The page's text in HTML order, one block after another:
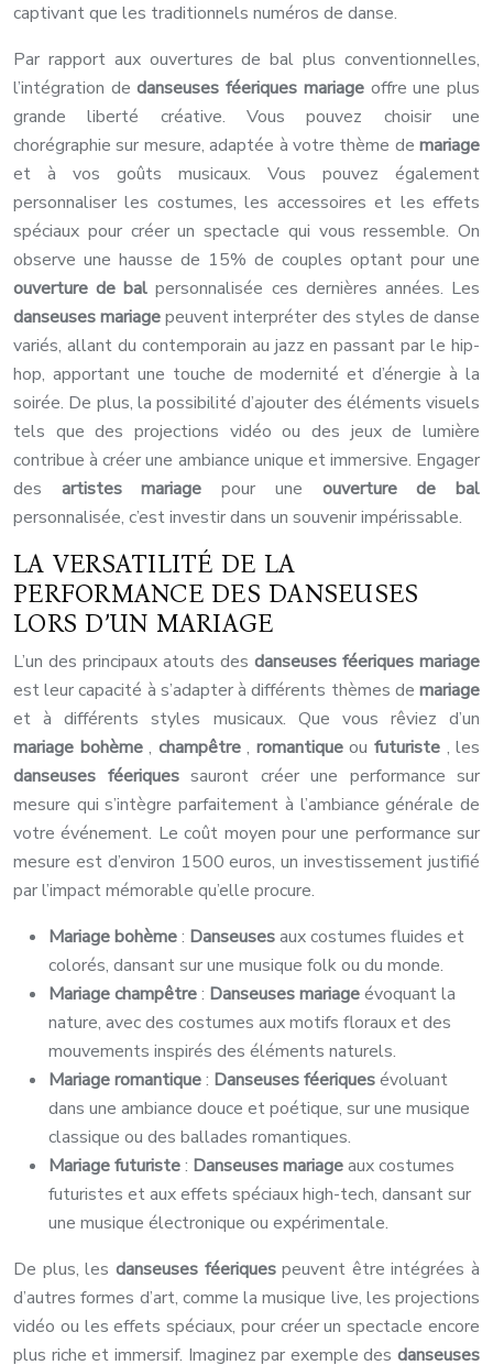
captivant que les traditionnels numéros de danse.
Par rapport aux ouvertures de bal plus conventionnelles,
l’intégration dedanseuses féeriques mariage offre une plus
grande liberté créative. Vous pouvez choisir une
chorégraphie sur mesure, adaptée à votre thème de mariage
et à vos goûts musicaux. Vous pouvez également
personnaliser les costumes, les accessoires et les effets
spéciaux pour créer un spectacle qui vous ressemble. On
observe une hausse de 15% de couples optant pour une
ouverture de balpersonnalisée ces dernières années. Les
danseuses mariagepeuvent interpréter des styles de danse
variés, allant du contemporain au jazz en passant par le hip-
hop, apportant une touche de modernité et d’énergie à la
soirée. De plus, la possibilité d’ajouter des éléments visuels
tels que des projections vidéo ou des jeux de lumière
contribue à créer une ambiance unique et immersive. Engager
des artistes mariagepour une ouverture de bal
personnalisée, c’est investir dans un souvenir impérissable.
LA VERSATILITÉ DE LA
PERFORMANCE DES DANSEUSES
LORS D’UN MARIAGE
L’un des principaux atouts des danseuses féeriques mariage
est leur capacité à s’adapter à différents thèmes de mariage
et à différents styles musicaux. Que vous rêviez d’un
mariage bohème, champêtre, romantiqueou futuriste , les
danseuses féeriques sauront créer une performance sur
mesure qui s’intègre parfaitement à l’ambiance générale de
votre événement. Le coût moyen pour une performance sur
mesure est d’environ 1500 euros, un investissement justifié
par l’impact mémorable qu’elle procure.
Mariage bohème: Danseusesaux costumes fluides et
colorés, dansant sur une musique folk ou du monde.
Mariage champêtre: Danseuses mariageévoquant la
nature, avec des costumes aux motifs floraux et des
mouvements inspirés des éléments naturels.
Mariage romantique: Danseuses féeriquesévoluant
dans une ambiance douce et poétique, sur une musique
classique ou des ballades romantiques.
Mariage futuriste: Danseuses mariageaux costumes
futuristes et aux effets spéciaux high-tech, dansant sur
une musique électronique ou expérimentale.
De plus, les danseuses féeriquespeuvent être intégrées à
d’autres formes d’art, comme la musique live, les projections
vidéo ou les effets spéciaux, pour créer un spectacle encore
plus riche et immersif. Imaginez par exemple des danseuses